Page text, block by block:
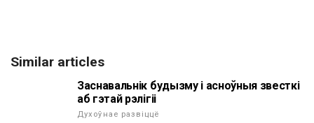
Similar articles
Заснавальнік будызму і асноўныя звесткі
аб гэтай рэлігіі
Духоўнае развіццё